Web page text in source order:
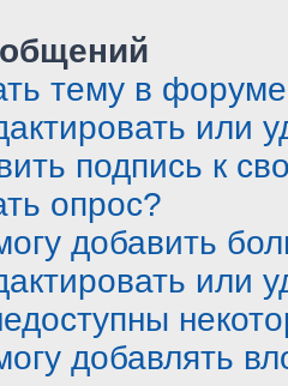
тему в
или
подпись к
опрос?
добавить
или
добавлять